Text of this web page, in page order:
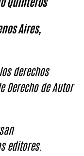
Aires,
derechos
Derecho de Autor
editores.